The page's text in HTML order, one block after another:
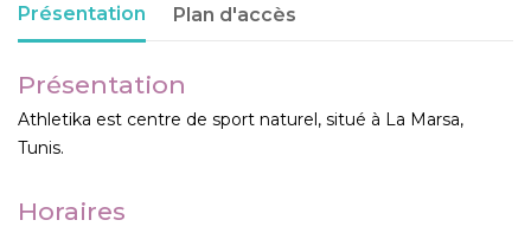
Présentation Plan d'accès
Présentation
Athletika est centre de sport naturel, situé à La Marsa,
Tunis.
Horaires